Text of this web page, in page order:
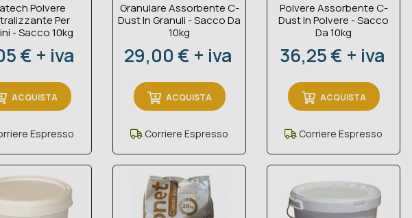
Polvere
Per
- Sacco 10kg
€ + iva
ACQUISTA
Espresso
Granulare Assorbente C-
Dust In Granuli - Sacco Da
10kg
Prezzo
29,00 € + iva
ACQUISTA
Corriere Espresso
Polvere Assorbente C-
Dust In Polvere - Sacco
Da 10kg
Prezzo
36,25 € + iva
ACQUISTA
Corriere Espresso